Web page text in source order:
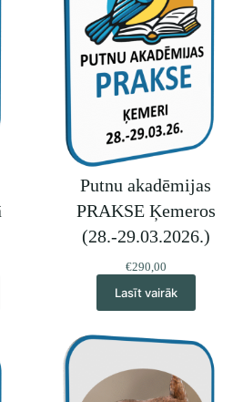
Putnu akadēmijas
PRAKSE Ķemeros
(28.-29.03.2026.)
€290,00
Lasīt vairāk